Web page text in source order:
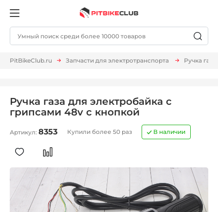
PitBikeClub.ru Запчасти для электротранспорта Ручка
Ручка газа для электробайка c
грипсами 48v с кнопкой
Артикул: 8353 Купили более 50 раз В наличии